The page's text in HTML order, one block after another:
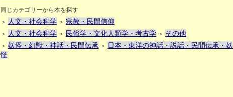
同じカテゴリーから本を探す
＞
人文・社会科学 ＞ 宗教・民間信仰
＞ 人文・社会科学 ＞ 民俗学・文化人類学・考古学 ＞ その他
＞ 妖怪・幻獣・神話・民間伝承 ＞ 日本・東洋の神話・説話・民間伝承・妖
怪